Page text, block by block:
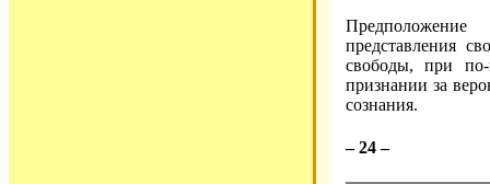
представления
свободы, при по-
признании за
сознания.
– 24 –